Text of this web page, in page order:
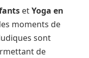
etYoga en
moments de
sont
de